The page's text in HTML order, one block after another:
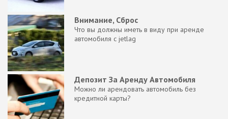
Внимание, Сброс
Что вы должны иметь в виду при аренде
автомобиля с jetlag
Депозит За Аренду Автомобиля
Можно ли арендовать автомобиль без
кредитной карты?